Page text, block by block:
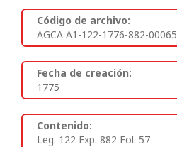
Código de archivo:
AGCA A1-122-1776-882-00065
Fecha de creación:
1775
Contenido:
Leg. 122 Exp. 882 Fol. 57